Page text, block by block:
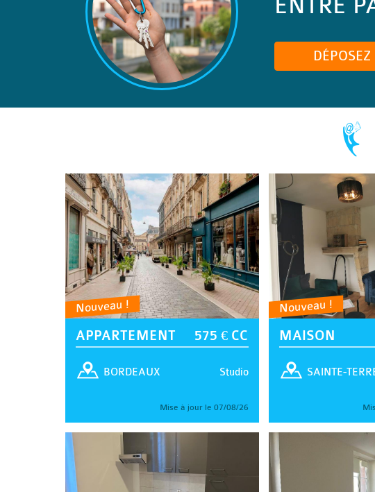
ENTRE
Nouveau !
APPARTEMENT 575 € CC
Studio
BORDEAUX
Mise à jour le 07/08/26
Nouveau !
MAISON
SAINTE-